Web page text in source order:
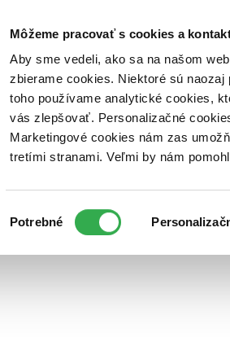
Môžeme pracovať s cookies a
Aby sme vedeli, ako sa na našom
zbierame cookies. Niektoré sú
toho používame analytické cookies,
vás zlepšovať. Personalizačné
Marketingové cookies nám zas
tretími stranami. Veľmi by nám
súhlasu
Potrebné
Poukážky Kontakt